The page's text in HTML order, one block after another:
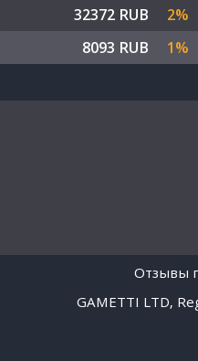
32372 RUB
2%
8093 RUB
1%
Отзывы
GAMETTI LTD,